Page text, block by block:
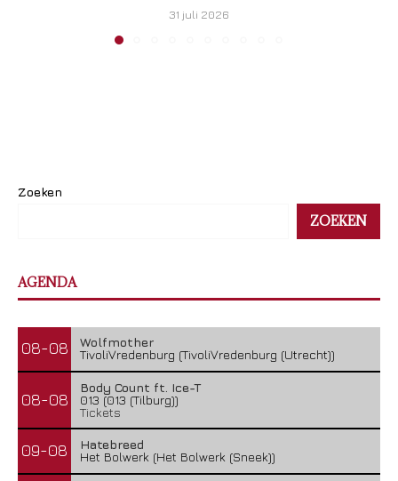
31 juli 2026
Zoeken
ZOEKEN
AGENDA
08-08
Wolfmother
TivoliVredenburg (TivoliVredenburg (Utrecht))
08-08
Body Count ft. Ice-T
013 (013 (Tilburg))
Tickets
09-08
Hatebreed
Het Bolwerk (Het Bolwerk (Sneek))